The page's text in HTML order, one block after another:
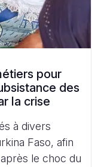
pour
des
la crise
à divers
Faso, afin
le choc du